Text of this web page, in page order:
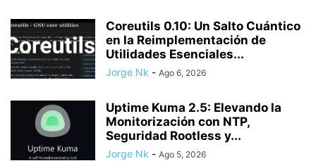
Coreutils 0.10: Un Salto Cuántico
en la Reimplementación de
Utilidades Esenciales...
Jorge Nk - Ago 6, 2026
Uptime Kuma 2.5: Elevando la
Monitorización con NTP,
Seguridad Rootless y...
Jorge Nk - Ago 5, 2026